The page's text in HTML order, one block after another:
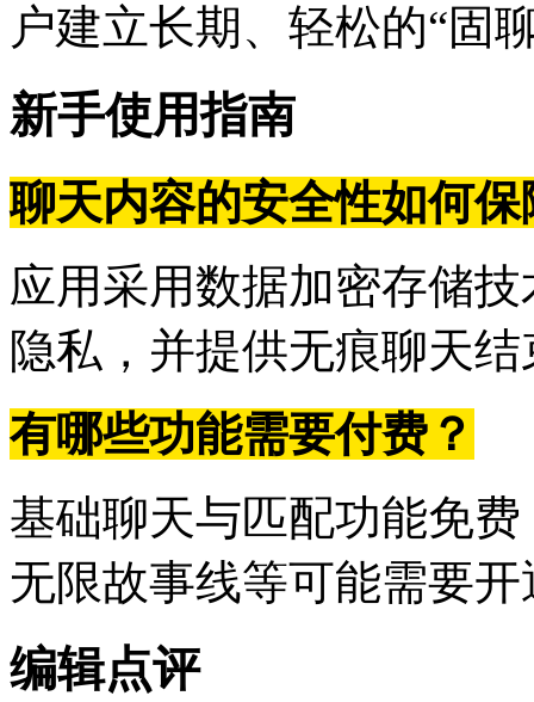
户建立长期、轻松的“固
新手使用指南
聊天内容的安全性如何保
应用采用数据加密存储
隐私，并提供无痕聊天
有哪些功能需要付费？
基础聊天与匹配功能免
无限故事线等可能需要
编辑点评